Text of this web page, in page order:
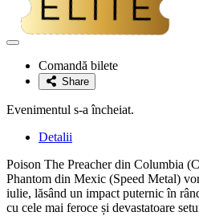
Adaugă
favoriteComandă bilete
Share
Evenimentul s-a încheiat.
Detalii
Poison The Preacher din Columbia
Phantom din Mexic (Speed Metal)
iulie, lăsând un impact puternic în
cu cele mai feroce și devastatoare